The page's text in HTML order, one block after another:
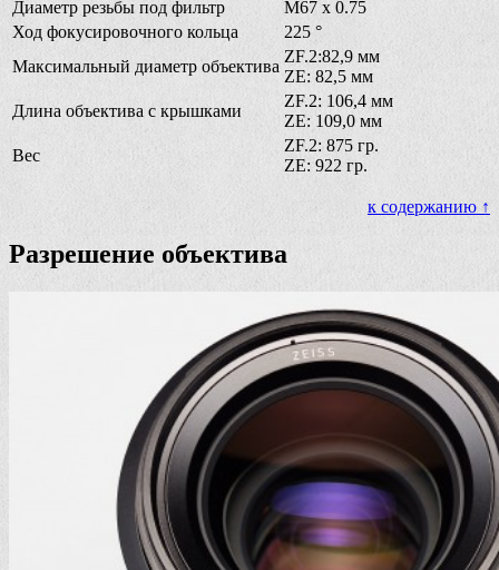
Диаметр резьбы под фильтр
M67 x 0.75
Ход фокусировочного кольца
225 °
Максимальный диаметр объектива
ZF.2:82,9 мм
ZE: 82,5 мм
Длина объектива с крышками
ZF.2: 106,4 мм
ZE: 109,0 мм
Вес
ZF.2: 875 гр.
ZE: 922 гр.
к содержанию ↑
Разрешение объектива